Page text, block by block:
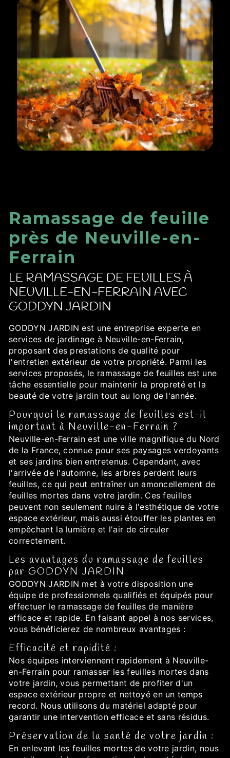
Ramassage de feuille
près de Neuville-en-
Ferrain
LE RAMASSAGE DE FEUILLES À
NEUVILLE-EN-FERRAIN AVEC
GODDYN JARDIN
GODDYN JARDIN est une entreprise experte en
services de jardinage à Neuville-en-Ferrain,
proposant des prestations de qualité pour
l'entretien extérieur de votre propriété. Parmi les
services proposés, le ramassage de feuilles est une
tâche essentielle pour maintenir la propreté et la
beauté de votre jardin tout au long de l'année.
Pourquoi le ramassage de feuilles est-il
important à Neuville-en-Ferrain ?
Neuville-en-Ferrain est une ville magnifique du Nord
de la France, connue pour ses paysages verdoyants
et ses jardins bien entretenus. Cependant, avec
l'arrivée de l'automne, les arbres perdent leurs
feuilles, ce qui peut entraîner un amoncellement de
feuilles mortes dans votre jardin. Ces feuilles
peuvent non seulement nuire à l'esthétique de votre
espace extérieur, mais aussi étouffer les plantes en
empêchant la lumière et l'air de circuler
correctement.
Les avantages du ramassage de feuilles
par GODDYN JARDIN
GODDYN JARDIN met à votre disposition une
équipe de professionnels qualifiés et équipés pour
effectuer le ramassage de feuilles de manière
efficace et rapide. En faisant appel à nos services,
vous bénéficierez de nombreux avantages :
Efficacité et rapidité :
Nos équipes interviennent rapidement à Neuville-
en-Ferrain pour ramasser les feuilles mortes dans
votre jardin, vous permettant de profiter d'un
espace extérieur propre et nettoyé en un temps
record. Nous utilisons du matériel adapté pour
garantir une intervention efficace et sans résidus.
Préservation de la santé de votre jardin :
En enlevant les feuilles mortes de votre jardin, nous